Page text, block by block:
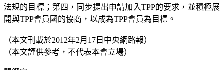
法規的目標；第四，同步提出申請加入TPP的要求，並積極展
開與TPP會員國的協商，以成為TPP會員為目標。
（本文刊載於2012年2月17日中央網路報）
（本文謹供參考，不代表本會立場）